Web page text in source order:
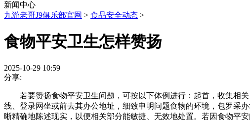
新闻中心
九游老哥J9俱乐部官网 > 食品安全动态 >
食物平安卫生怎样赞扬
2025-10-29 10:59
分享:
若要赞扬食物平安卫生问题，可按以下体例进行：起首，收集相关
线、登录网坐或前去其办公地址，细致申明问题食物的环境，包罗采
晰精确地陈述现实，以便相关部分能敏捷、无效地处置。若因食物平